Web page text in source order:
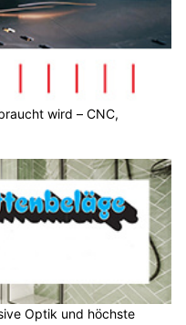
wird – CNC,
Optik und höchste